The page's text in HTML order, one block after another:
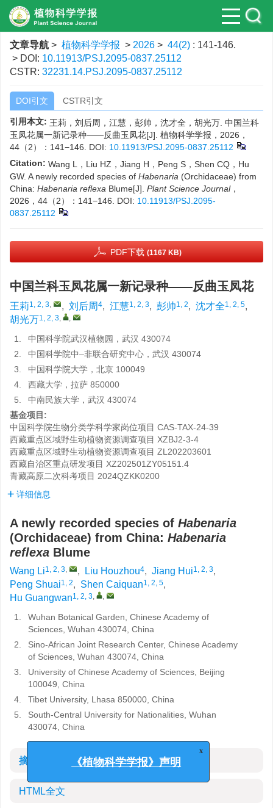
文章导航 > 植物科学学报 > 2026 > 44(2) : 141-146.
> DOI: 10.11913/PSJ.2095-0837.25112
CSTR: 32231.14.PSJ.2095-0837.25112
DOI引文 CSTR引文
引用本文: 王莉，刘后周，江慧，彭帅，沈才全，胡光万. 中国兰科
玉凤花属一新记录种——反曲玉凤花[J]. 植物科学学报，2026，
44（2）：141−146.
DOI: 10.11913/PSJ.2095-0837.25112
Citation: Wang L，Liu HZ，Jiang H，Peng S，Shen CQ，Hu
GW. A newly recorded species of Habenaria (Orchidaceae) from
China: Habenaria reflexa Blume[J]. Plant Science Journal，
2026，44（2）：141−146.
DOI: 10.11913/PSJ.2095-
0837.25112
PDF下载 (1167 KB)
中国兰科玉凤花属一新记录种——反曲玉凤花
王莉1, 2, 3, , 刘后周4, 江慧1, 2, 3, 彭帅1, 2, 沈才全1, 2, 5,
胡光万1, 2, 3, ,
1.
中国科学院武汉植物园，武汉 430074
2.
中国科学院中–非联合研究中心，武汉 430074
3.
中国科学院大学，北京 100049
4.
西藏大学，拉萨 850000
5.
中南民族大学，武汉 430074
基金项目:
中国科学院生物分类学科学家岗位项目 CAS-TAX-24-39
西藏重点区域野生动植物资源调查项目 XZBJ2-3-4
西藏重点区域野生动植物资源调查项目 ZL202203601
西藏自治区重点研发项目 XZ202501ZY05151.4
青藏高原二次科考项目 2024QZKK0200
详细信息
A newly recorded species of Habenaria
(Orchidaceae) from China: Habenaria
reflexa Blume
Wang Li1, 2, 3, , Liu Houzhou4, Jiang Hui1, 2, 3,
Peng Shuai1, 2, Shen Caiquan1, 2, 5,
Hu Guangwan1, 2, 3, ,
1.
Wuhan Botanical Garden, Chinese Academy of
Sciences, Wuhan 430074, China
2.
Sino-African Joint Research Center, Chinese Academy
of Sciences, Wuhan 430074, China
3.
University of Chinese Academy of Sciences, Beijing
100049, China
4.
Tibet University, Lhasa 850000, China
5.
South-Central University for Nationalities, Wuhan
430074, China
摘要
HTML全文
《植物科学学报》声明